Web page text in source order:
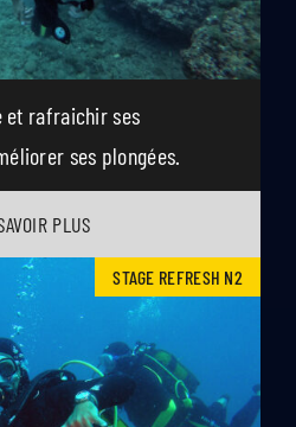
et rafraichir ses
ses plongées.
PLUS
STAGE REFRESH N2